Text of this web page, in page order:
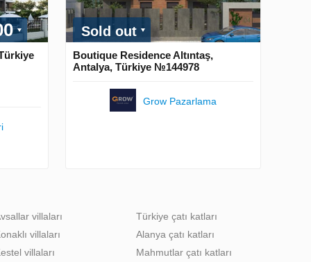
Sold out
Boutique Residence Altıntaş,
Antalya, Türkiye №144978
Grow Pazarlama
villaları
villaları
villaları
Türkiye çatı katları
Alanya çatı katları
Mahmutlar çatı katları